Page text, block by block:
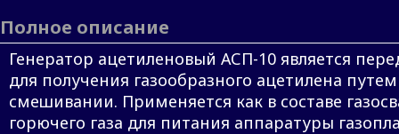
Полное описание
Генератор ацетиленовый АСП-10 является
для получения газообразного ацетилена
смешивании. Применяется как в составе
горючего газа для питания аппаратуры